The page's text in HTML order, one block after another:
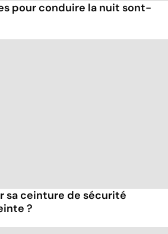
pour conduire la nuit sont-
sa ceinture de sécurité
?